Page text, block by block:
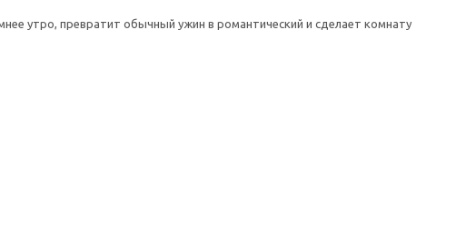
утро, превратит обычный ужин в романтический и сделает комнату